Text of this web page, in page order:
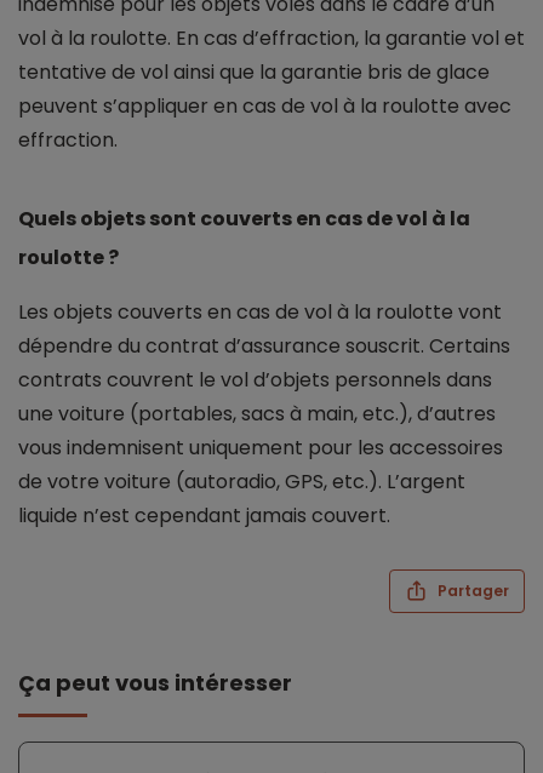
vol à la roulotte. En cas d’effraction, la garantie vol et
tentative de vol ainsi que la garantie bris de glace
peuvent s’appliquer en cas de vol à la roulotte avec
effraction.
Quels objets sont couverts en cas de vol à la
roulotte ?
Les objets couverts en cas de vol à la roulotte vont
dépendre du contrat d’assurance souscrit. Certains
contrats couvrent le vol d’objets personnels dans
une voiture (portables, sacs à main, etc.), d’autres
vous indemnisent uniquement pour les accessoires
de votre voiture (autoradio, GPS, etc.). L’argent
liquide n’est cependant jamais couvert.
Partager
Ça peut vous intéresser